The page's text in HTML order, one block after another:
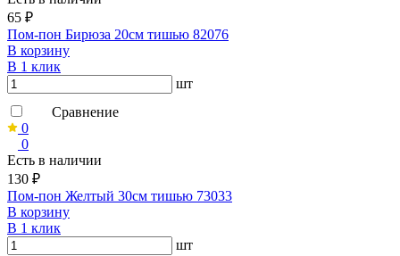
65 ₽
Пом-пон Бирюза 20см тишью 82076
В корзину
В 1 клик
шт
Сравнение
0
0
Есть в наличии
130 ₽
Пом-пон Желтый 30см тишью 73033
В корзину
В 1 клик
шт